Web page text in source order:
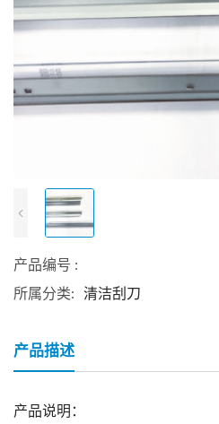
产品编号 :
所属分类:
清洁刮刀
产品描述
产品说明：